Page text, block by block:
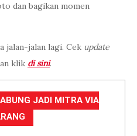
dan bagikan momen
jalan-jalan lagi. Cek update
klik di sini.
JADI MITRA VIA